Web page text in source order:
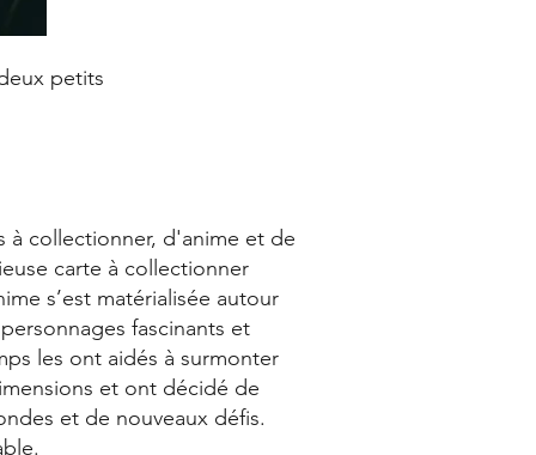
petits
à collectionner, d'anime et de
carte à collectionner
s’est matérialisée autour
fascinants et
les ont aidés à surmonter
et ont décidé de
et de nouveaux défis.